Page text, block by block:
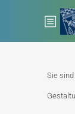
Sie sind